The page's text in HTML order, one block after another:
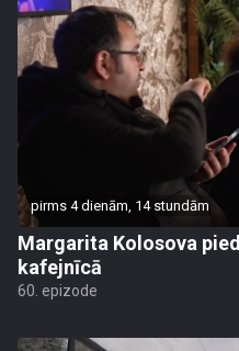
pirms 4 dienām, 14 stundām
Margarita Kolosova
kafejnīcā
60. epizode